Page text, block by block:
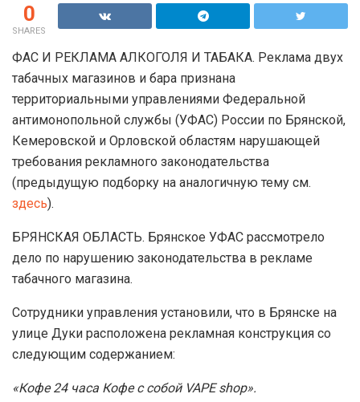
0
SHARES
ФАС И РЕКЛАМА АЛКОГОЛЯ И ТАБАКА. Реклама двух
табачных магазинов и бара признана
территориальными управлениями Федеральной
антимонопольной службы (УФАС) России по Брянской,
Кемеровской и Орловской областям нарушающей
требования рекламного законодательства
(предыдущую подборку на аналогичную тему см.
здесь).
БРЯНСКАЯ ОБЛАСТЬ. Брянское УФАС рассмотрело
дело по нарушению законодательства в рекламе
табачного магазина.
Сотрудники управления установили, что в Брянске на
улице Дуки расположена рекламная конструкция со
следующим содержанием:
«Кофе 24 часа Кофе с собой VAPE shop».